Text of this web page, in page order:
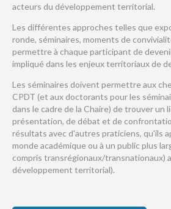
acteurs du développement territorial.
Les différentes approches telles que
ronde, séminaires, moments de
permettre à chaque participant de
impliqué dans les enjeux territoriaux de
Les séminaires doivent permettre aux
CPDT (et aux doctorants pour les
dans le cadre de la Chaire) de trouver un
présentation, de débat et de
résultats avec d'autres praticiens, qu'ils
monde académique ou à un public plus
compris transrégionaux/transnationaux)
développement territorial).